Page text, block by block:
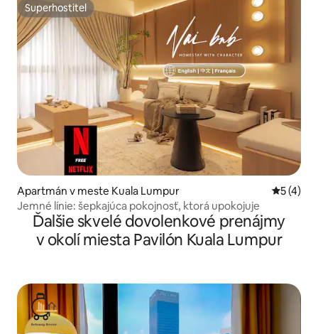
Superhostiteľ
Superhostiteľ
Apartmán v meste Kuala Lumpur
5 (4)
Jemné línie: šepkajúca pokojnosť, ktorá upokojuje
Ďalšie skvelé dovolenkové prenájmy
v okolí miesta Pavilón Kuala Lumpur